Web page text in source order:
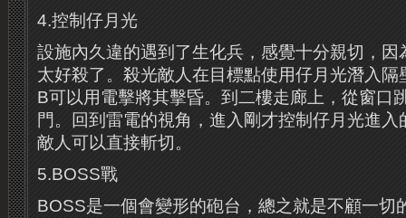
4.控制仔月光
設施內久違的遇到了生化兵，感覺十分親切，因
太好殺了。殺光敵人在目標點使用仔月光潛入
B可以用電擊將其擊昏。到二樓走廊上，從窗口
門。回到雷電的視角，進入剛才控制仔月光進
敵人可以直接斬切。
5.BOSS戰
BOSS是一個會變形的砲台，總之就是不顧一切